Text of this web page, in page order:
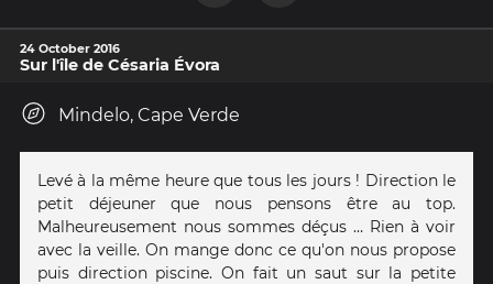
24 October 2016
Sur l'île de Césaria Évora
Mindelo, Cape Verde
Levé à la même heure que tous les jours ! Direction le
petit déjeuner que nous pensons être au top.
Malheureusement nous sommes déçus … Rien à voir
avec la veille. On mange donc ce qu'on nous propose
puis direction piscine. On fait un saut sur la petite